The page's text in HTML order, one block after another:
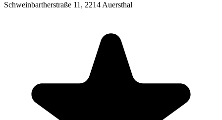
Schweinbartherstraße 11, 2214 Auersthal